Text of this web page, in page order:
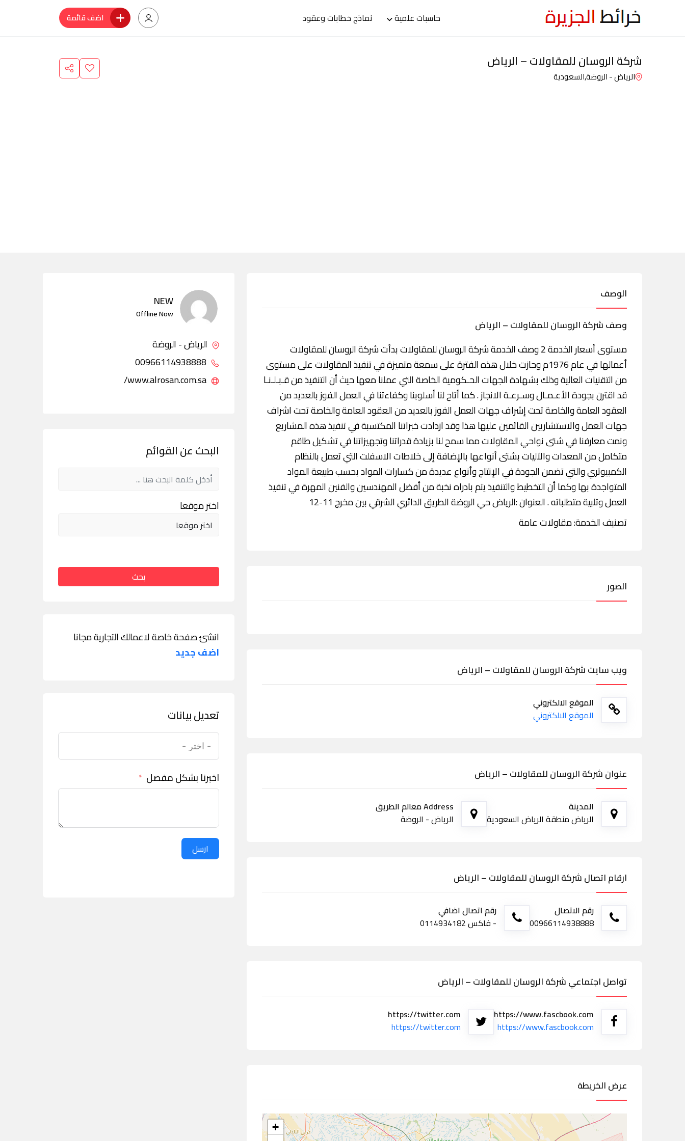
حاسبات علمية نماذج خطابات وعقود اضف قائمة
شركة الروسان للمقاولات – الرياض
الرياض - الروضة,السعودية
الوصف
وصف شركة الروسان للمقاولات – الرياض
مستوى أسعار الخدمة 2 وصف الخدمة شركة الروسان للمقاولات بدأت شركة الروسان للمقاولات
أعمالها في عام 1976م وحازت خلال هذه الفترة على سمعة متميزة في تنفيذ المقاولات على مستوى
من التقنيات العالية وذلك بشهادة الجهات الحـكومية الخاصة التي عملنا معها حيث أن التنفيذ من قـبـلـنـا
قد اقترن بجودة الأعـمـال وسـرعـة الانجاز . كما أتاح لنا أسلوبنا وكفاءتنا في العمل الفوز بالعديد من
العقود العامة والخاصة تحت إشراف جهات العمل الفوز بالعديد من العقود العامة والخاصة تحت اشراف
جهات العمل والاستشاريين القائمين عليها هذا وقد ازدادت خبراتنا المكتسبة في تنفيذ هذه المشاريع
ونمت معارفنا في شتى نواحي المقاولات مما سمح لنا بزيادة قدراتنا وتجهيزاتنا في تشكيل طاقم
متكامل من المعدات والآليات بشتى أنواعها بالإضافة إلى خلاطات الاسفلت التي تعمل بالنظام
الكمبيوتري والتي تضمن الجودة في الإنتاج وأنواع عديدة من كسارات المواد بحسب طبيعة المواد
المتواجدة بها وكما أن التخطيط والتنفيذ يتم بادراه نخبة من أفضل المهندسين والفنين المهرة في تنفيذ
العمل وتلبية متطلباته . العنوان :الرياض حي الروضة الطريق الدائري الشرقي بين مخرج 11-12
تصنيف الخدمة: مقاولات عامة
الصور
ويب سايت شركة الروسان للمقاولات – الرياض
الموقع الالكتروني
الموقع الالكتروني
عنوان شركة الروسان للمقاولات – الرياض
المدينة
الرياض منطقة الرياض السعودية
Address معالم الطريق
الرياض - الروضة
ارقام اتصال شركة الروسان للمقاولات – الرياض
رقم الاتصال
00966114938888
رقم اتصال اضافي
- فاكس 0114934182
تواصل اجتماعي شركة الروسان للمقاولات – الرياض
https://www.fascbook.com
https://www.fascbook.com
https://twitter.com
https://twitter.com
عرض الخريطة
+
NEW
Offline Now
الرياض - الروضة
البحث عن القوائم
اختر موقعا
بحث
انشئ صفحة خاصة لاعمالك التجارية مجانا
اضف جديد
تعديل بيانات
اخبرنا بشكل مفصل
ارسل